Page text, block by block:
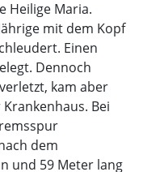
Heilige Maria.
mit dem Kopf
Einen
Dennoch
kam aber
Bei
dem
und 59 Meter lang